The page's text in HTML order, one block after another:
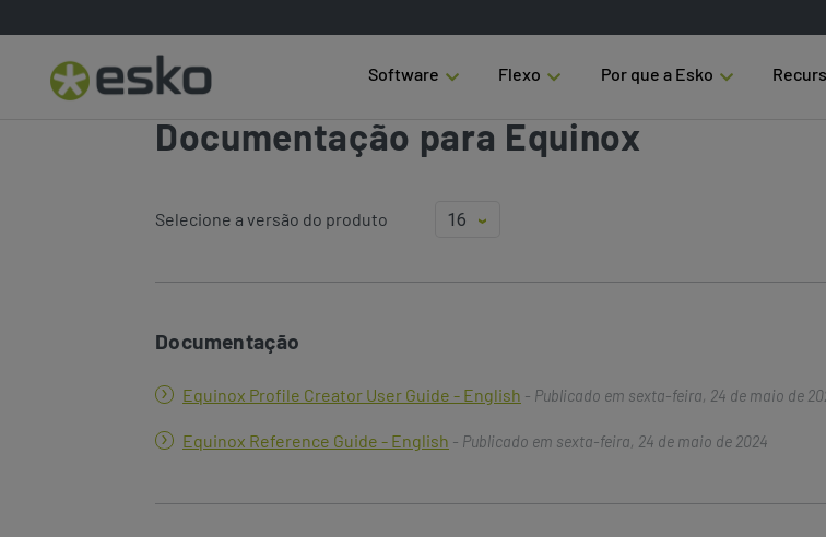
Software Flexo Por que a Esko
Documentação para Equinox
Selecione a versão do produto
Documentação
Equinox Profile Creator User Guide - English - Publicado em sexta-feira, 24 de maio de
Equinox Reference Guide - English - Publicado em sexta-feira, 24 de maio de 2024